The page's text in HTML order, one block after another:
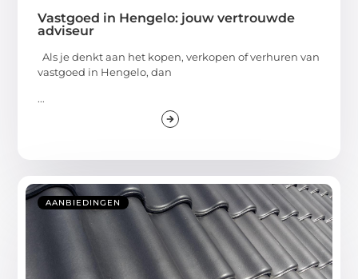
Vastgoed in Hengelo: jouw vertrouwde
adviseur
Als je denkt aan het kopen, verkopen of verhuren van
vastgoed in Hengelo, dan
...
AANBIEDINGEN